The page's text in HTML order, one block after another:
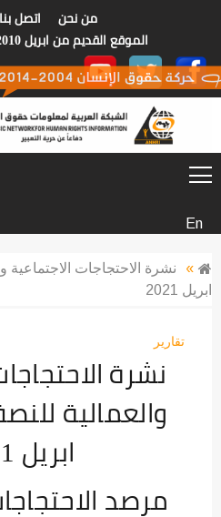
من نحن اتصل بنا
الموقع القديم من ابريل 2010 الي ديسمبر 2018
En
»
ابريل 2021
تقارير
نشرة
ابريل 2021
مرصد